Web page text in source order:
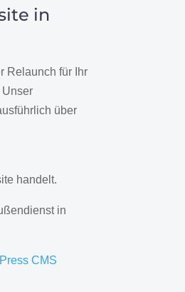
in
Relaunch für Ihr
über
handelt.
in
CMS